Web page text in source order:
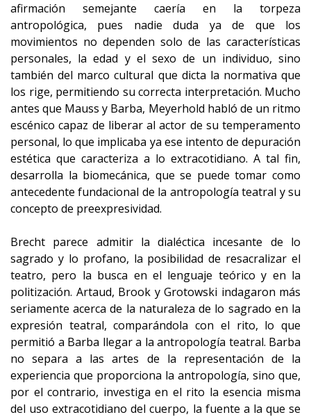
afirmación semejante caería en la torpeza
antropológica, pues nadie duda ya de que los
movimientos no dependen solo de las características
personales, la edad y el sexo de un individuo, sino
también del marco cultural que dicta la normativa que
los rige, permitiendo su correcta interpretación. Mucho
antes que Mauss y Barba, Meyerhold habló de un ritmo
escénico capaz de liberar al actor de su temperamento
personal, lo que implicaba ya ese intento de depuración
estética que caracteriza a lo extracotidiano. A tal fin,
desarrolla la biomecánica, que se puede tomar como
antecedente fundacional de la antropología teatral y su
concepto de preexpresividad.
Brecht parece admitir la dialéctica incesante de lo
sagrado y lo profano, la posibilidad de resacralizar el
teatro, pero la busca en el lenguaje teórico y en la
politización. Artaud, Brook y Grotowski indagaron más
seriamente acerca de la naturaleza de lo sagrado en la
expresión teatral, comparándola con el rito, lo que
permitió a Barba llegar a la antropología teatral. Barba
no separa a las artes de la representación de la
experiencia que proporciona la antropología, sino que,
por el contrario, investiga en el rito la esencia misma
del uso extracotidiano del cuerpo, la fuente a la que se